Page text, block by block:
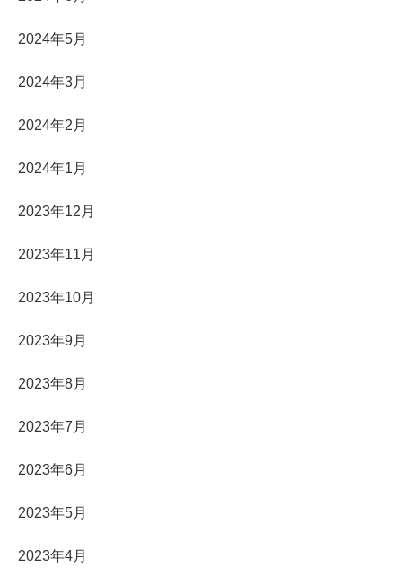
2024年5月
2024年3月
2024年2月
2024年1月
2023年12月
2023年11月
2023年10月
2023年9月
2023年8月
2023年7月
2023年6月
2023年5月
2023年4月